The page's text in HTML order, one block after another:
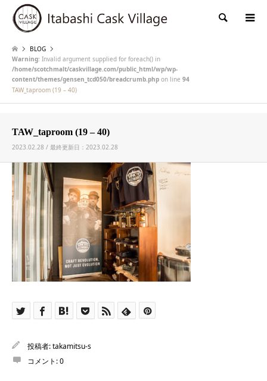
検索
BLOG
Warning: Invalid argument supplied for foreach() in
/home/scotchmalt/caskvillage.com/public_html/wp/wp-
content/themes/gensen_tcd050/breadcrumb.php on line 94
TAW_taproom (19 – 40)
TAW_taproom (19 – 40)
2023.02.28 / 最終更新日：2023.02.28
投稿者:takamitsu-s
コメント:0